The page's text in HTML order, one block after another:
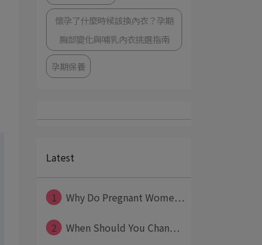
懷孕了什麼時候該換內衣？孕期
胸部變化與哺乳內衣挑選指南
孕期保養
Latest
1 Why Do Pregnant Wome⋯
2 When Should You Chan⋯